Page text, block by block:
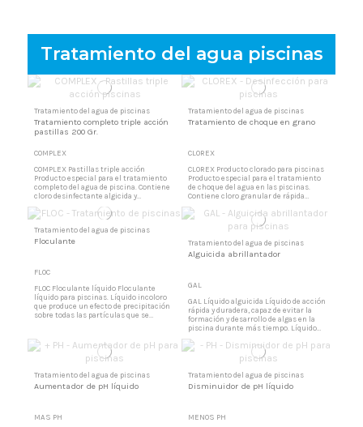
Tratamiento del agua piscinas
Tratamiento del agua de piscinas
Tratamiento completo triple acción
pastillas 200 Gr.
COMPLEX
COMPLEX Pastillas triple acción
Producto especial para el tratamiento
completo del agua de piscina. Contiene
cloro desinfectante algicida y
flucolante, sólo necesita controlar el pH
del cloro residual libre. Tabletas
desinfectantes Compuesto sólido en
tabletas de 200 gr. formulado para
obtener con su sola aplicación un agua
Tratamiento del agua de piscinas
Tratamiento de choque en grano
CLOREX
CLOREX Producto clorado para piscinas
Producto especial para el tratamiento
de choque del agua en las piscinas.
Contiene cloro granular de rápida
disolución. Muy útil para recuperar el
agua después de lluvias, hojas de
árboles, o gran afluencia de bañistas.
Desinfección rápida del agua de piscina
Compuesto sólido en grano formulado
para obtener con su...
Tratamiento del agua de piscinas
Floculante
FLOC
FLOC Floculante líquido Floculante
líquido para piscinas. Líquido incoloro
que produce un efecto de precipitación
sobre todas las partículas que se
piscinas Líquido floculante incoloro
para su uso en piscinas.
Tratamiento del agua de piscinas
Alguicida abrillantador
GAL
GAL Líquido alguicida Líquido de acción
rápida y duradera, capaz de evitar la
formación y desarrollo de algas en la
piscina durante más tiempo. Líquido
alguicida para piscinas Efecto
abrillantador que provoca una mayor
brillantez y transparencia del agua. No
produce espuma. Uso en el agua del
vaso de las piscinas.
Tratamiento del agua de piscinas
Aumentador de pH líquido
MAS PH
Tratamiento del agua de piscinas
Disminuidor de pH líquido
MENOS PH